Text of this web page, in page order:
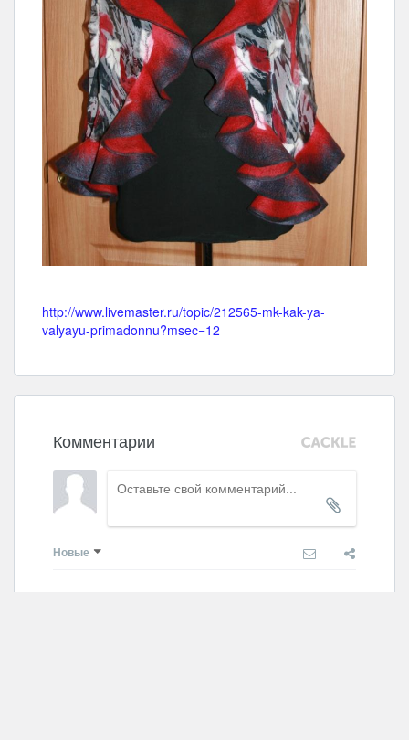
http://www.livemaster.ru/topic/212565-mk-kak-ya-
valyayu-primadonnu?msec=12
Комментарии
Новые